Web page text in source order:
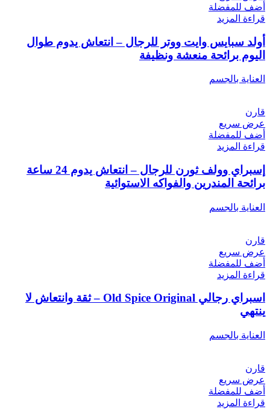
أضف للمفضلة
قراءة المزيد
أولد سبايس وايت ووتر للرجال – انتعاش يدوم طوال
اليوم برائحة منعشة ونظيفة
العناية بالجسم
قارن
عرض سريع
أضف للمفضلة
قراءة المزيد
إسبراي وولف ثورن للرجال – انتعاش يدوم 24 ساعة
برائحة المندرين والفواكه الاستوائية
العناية بالجسم
قارن
عرض سريع
أضف للمفضلة
قراءة المزيد
اسبراي رجالي Old Spice Original – ثقة وانتعاش لا
ينتهي
العناية بالجسم
قارن
عرض سريع
أضف للمفضلة
قراءة المزيد